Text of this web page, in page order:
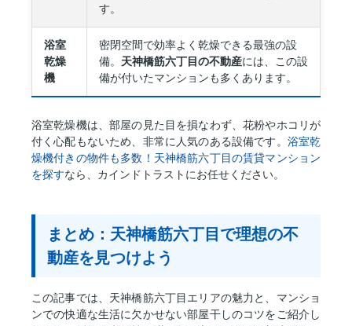
す。
浴室
乾燥
機
密閉空間で効率よく乾燥できる最強の設
備。 天神橋筋六丁目の不動産には、この設
備が付いたマンションも多くあります。
浴室乾燥機は、部屋の見た目を損なわず、花粉やホコリが
付く心配もないため、非常に人気のある設備です。 浴室乾
燥機付きの物件も多数！天神橋筋六丁目の賃貸マンション
を探すなら、カインドトラストにお任せください。
まとめ：天神橋筋六丁目で理想の不
動産を見つけよう
この記事では、天神橋筋六丁目エリアの魅力と、マンショ
ンでの快適な生活に欠かせない部屋干しのコツをご紹介し